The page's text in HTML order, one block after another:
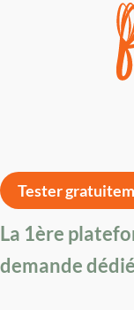
Tester
La 1ère
demande